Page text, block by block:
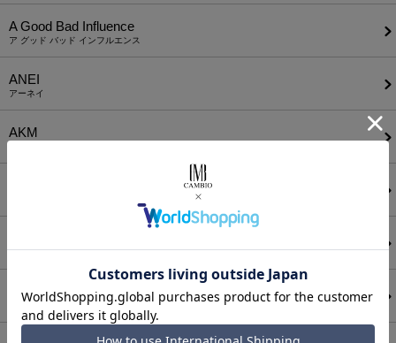
A Good Bad Influence
ア グッド バッド インフルエンス
ANEI
アーネイ
AKM
アンゲネーム
ATTACHMENT